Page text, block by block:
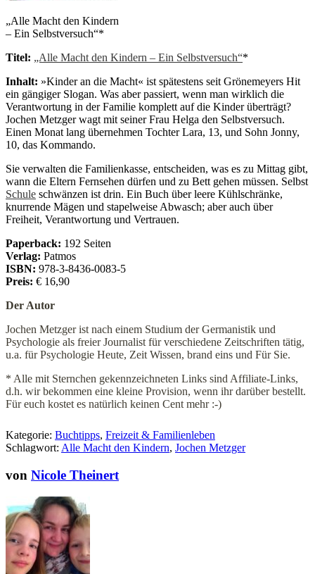
„Alle Macht den Kindern
– Ein Selbstversuch“*
Titel: „Alle Macht den Kindern – Ein Selbstversuch“*
Inhalt: »Kinder an die Macht« ist spätestens seit Grönemeyers Hit
ein gängiger Slogan. Was aber passiert, wenn man wirklich die
Verantwortung in der Familie komplett auf die Kinder überträgt?
Jochen Metzger wagt mit seiner Frau Helga den Selbstversuch.
Einen Monat lang übernehmen Tochter Lara, 13, und Sohn Jonny,
10, das Kommando.
Sie verwalten die Familienkasse, entscheiden, was es zu Mittag gibt,
wann die Eltern Fernsehen dürfen und zu Bett gehen müssen. Selbst
Schule schwänzen ist drin. Ein Buch über leere Kühlschränke,
knurrende Mägen und stapelweise Abwasch; aber auch über
Freiheit, Verantwortung und Vertrauen.
Paperback: 192 Seiten
Verlag: Patmos
ISBN: 978-3-8436-0083-5
Preis: € 16,90
Der Autor
Jochen Metzger ist nach einem Studium der Germanistik und
Psychologie als freier Journalist für verschiedene Zeitschriften tätig,
u.a. für Psychologie Heute, Zeit Wissen, brand eins und Für Sie.
* Alle mit Sternchen gekennzeichneten Links sind Affiliate-Links,
d.h. wir bekommen eine kleine Provision, wenn ihr darüber bestellt.
Für euch kostet es natürlich keinen Cent mehr :-)
Kategorie: Buchtipps, Freizeit & Familienleben
Schlagwort: Alle Macht den Kindern, Jochen Metzger
von Nicole Theinert